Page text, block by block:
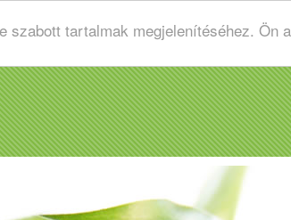
tartalmak megjelenítéséhez. Ön